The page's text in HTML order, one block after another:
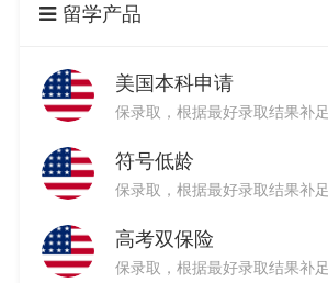
留学产品
美国本科申请
保录取，根据最好录取结果补
符号低龄
保录取，根据最好录取结果补
高考双保险
保录取，根据最好录取结果补